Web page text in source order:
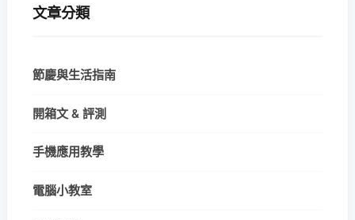
文章分類
節慶與生活指南
開箱文 & 評測
手機應用教學
電腦小教室